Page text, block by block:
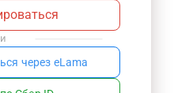
через eLama